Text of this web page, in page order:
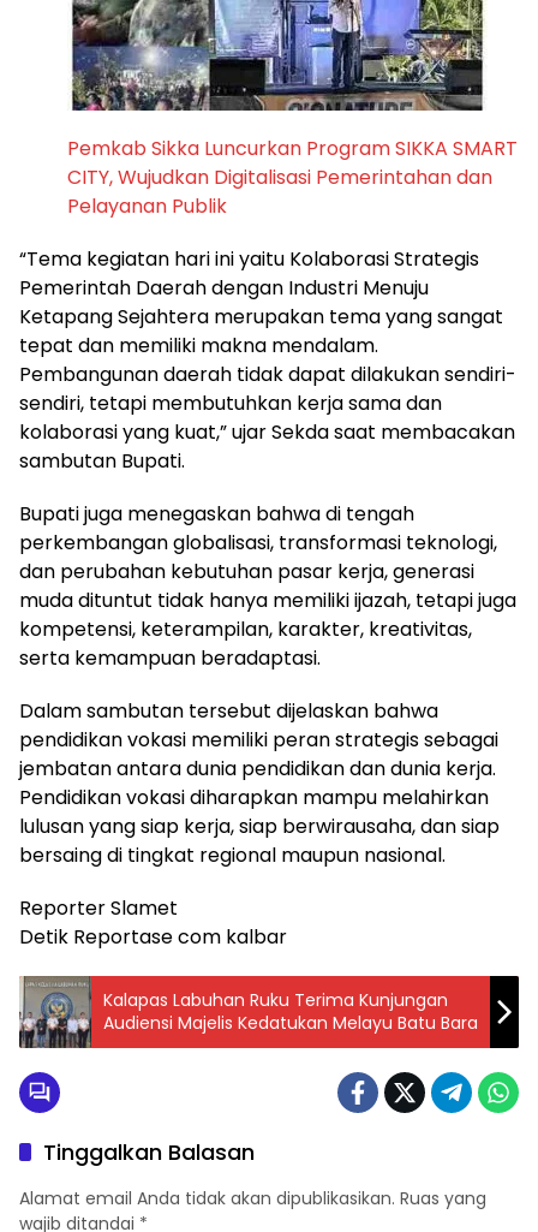
Pemkab Sikka Luncurkan Program SIKKA SMART
CITY, Wujudkan Digitalisasi Pemerintahan dan
Pelayanan Publik
“Tema kegiatan hari ini yaitu Kolaborasi Strategis
Pemerintah Daerah dengan Industri Menuju
Ketapang Sejahtera merupakan tema yang sangat
tepat dan memiliki makna mendalam.
Pembangunan daerah tidak dapat dilakukan sendiri-
sendiri, tetapi membutuhkan kerja sama dan
kolaborasi yang kuat,” ujar Sekda saat membacakan
sambutan Bupati.
Bupati juga menegaskan bahwa di tengah
perkembangan globalisasi, transformasi teknologi,
dan perubahan kebutuhan pasar kerja, generasi
muda dituntut tidak hanya memiliki ijazah, tetapi juga
kompetensi, keterampilan, karakter, kreativitas,
serta kemampuan beradaptasi.
Dalam sambutan tersebut dijelaskan bahwa
pendidikan vokasi memiliki peran strategis sebagai
jembatan antara dunia pendidikan dan dunia kerja.
Pendidikan vokasi diharapkan mampu melahirkan
lulusan yang siap kerja, siap berwirausaha, dan siap
bersaing di tingkat regional maupun nasional.
Reporter Slamet
Detik Reportase com kalbar
Kalapas Labuhan Ruku Terima Kunjungan
Audiensi Majelis Kedatukan Melayu Batu Bara
Tinggalkan Balasan
Alamat email Anda tidak akan dipublikasikan. Ruas yang
wajib ditandai *